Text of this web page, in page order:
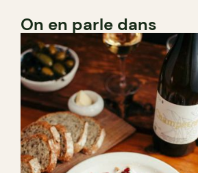
On en parle dans